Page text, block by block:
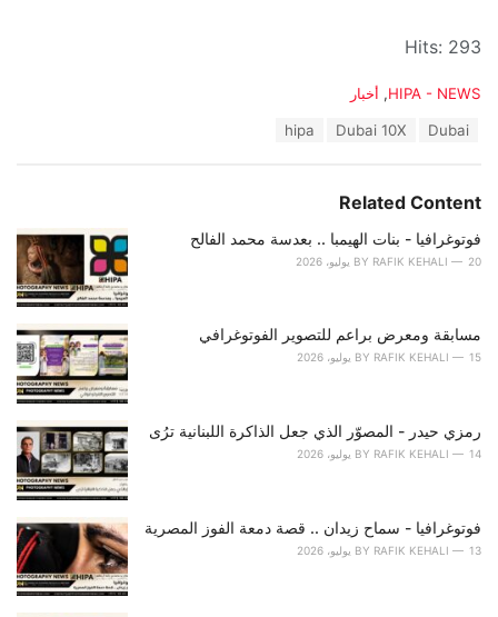
Hits: 293
C
r
HIPA - NEWS
, أخبار
T
:
Dubai
Dubai 10X
hipa
Related Content
فوتوغرافيا - بنات الهيمبا .. بعدسة محمد الفالح
BY RAFIK KEHALI 20 يوليو، 2026
مسابقة ومعرض براعم للتصوير الفوتوغرافي
BY RAFIK KEHALI 15 يوليو، 2026
رمزي حيدر - المصوّر الذي جعل الذاكرة اللبنانية ترُى
BY RAFIK KEHALI 14 يوليو، 2026
فوتوغرافيا - سماح زيدان .. قصة دمعة الفوز المصرية
BY RAFIK KEHALI 13 يوليو، 2026